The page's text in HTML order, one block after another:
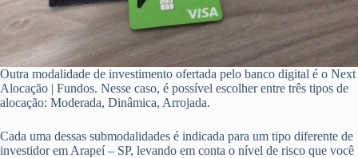
Outra modalidade de investimento ofertada pelo banco digital é o Next
Alocação | Fundos. Nesse caso, é possível escolher entre três tipos de
alocação: Moderada, Dinâmica, Arrojada.
Cada uma dessas submodalidades é indicada para um tipo diferente de
investidor em Arapeí – SP, levando em conta o nível de risco que você